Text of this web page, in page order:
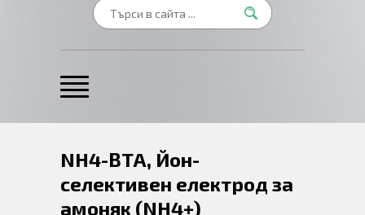
NH4-BTA, Йон-
селективен електрод за
амоняк (NH4+)